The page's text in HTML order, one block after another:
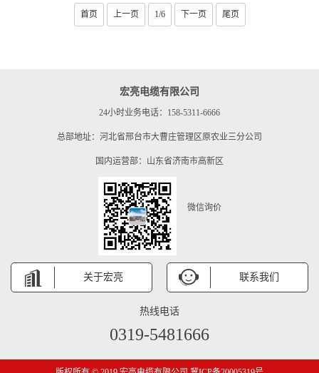
首页 上一页 1/6 下一页 尾页
宏亮电缆有限公司
24小时业务电话：158-5311-6666
总部地址：河北省邢台市大曹庄管理区原农业三分公司
国内运营部：山东省济南市高新区
微信询价
关于宏亮 联系我们
热线电话
0319-5481666